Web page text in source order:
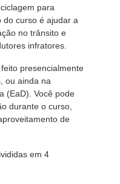
para
do curso é ajudar a
no trânsito e
infratores.
presencialmente
ou ainda na
(EaD). Você pode
durante o curso,
de
em 4